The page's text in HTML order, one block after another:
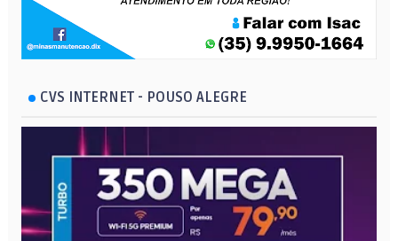
CVS INTERNET - POUSO ALEGRE